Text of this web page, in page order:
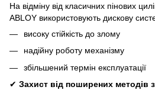
На відміну від класичних пінових
ABLOY використовують дискову
високу стійкість до злому
надійну роботу механізму
збільшений термін експлуатації
✔ Захист від поширених методів